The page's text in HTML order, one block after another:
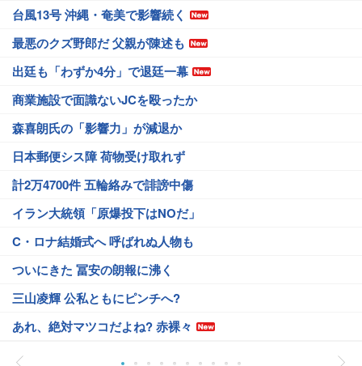
台風13号 沖縄・奄美で影響続く
最悪のクズ野郎だ 父親が陳述も
出廷も「わずか4分」で退廷一幕
商業施設で面識ないJCを殴ったか
森喜朗氏の「影響力」が減退か
日本郵便シス障 荷物受け取れず
計2万4700件 五輪絡みで誹謗中傷
イラン大統領「原爆投下はNOだ」
C・ロナ結婚式へ 呼ばれぬ人物も
ついにきた 冨安の朗報に沸く
三山凌輝 公私ともにピンチへ?
あれ、絶対マツコだよね? 赤裸々